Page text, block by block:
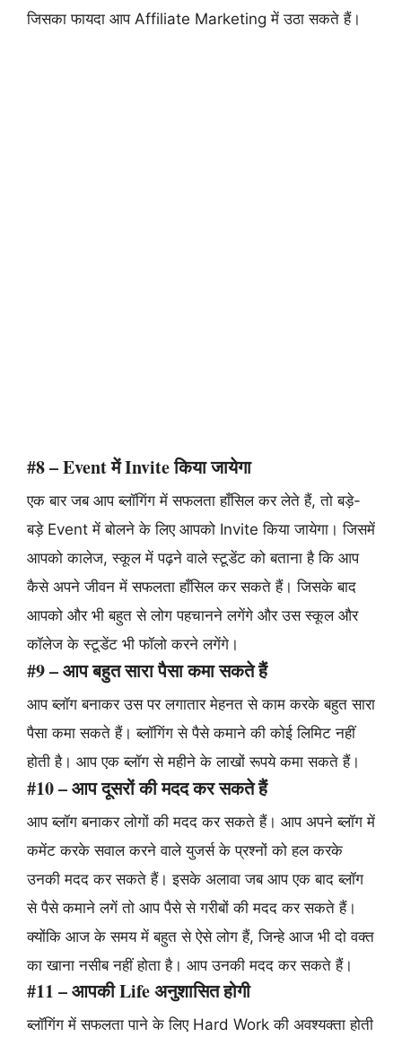
जिसका फायदा आप Affiliate Marketing में उठा सकते हैं।
#8 – Event में Invite किया जायेगा
एक बार जब आप ब्लॉगिंग में सफलता हाँसिल कर लेते हैं, तो बड़े-
बड़े Event में बोलने के लिए आपको Invite किया जायेगा। जिसमें
आपको कालेज, स्कूल में पढ़ने वाले स्टूडेंट को बताना है कि आप
कैसे अपने जीवन में सफलता हाँसिल कर सकते हैं। जिसके बाद
आपको और भी बहुत से लोग पहचानने लगेंगे और उस स्कूल और
कॉलेज के स्टूडेंट भी फॉलो करने लगेंगे।
#9 – आप बहुत सारा पैसा कमा सकते हैं
आप ब्लॉग बनाकर उस पर लगातार मेहनत से काम करके बहुत सारा
पैसा कमा सकते हैं। ब्लॉगिंग से पैसे कमाने की कोई लिमिट नहीं
होती है। आप एक ब्लॉग से महीने के लाखों रूपये कमा सकते हैं।
#10 – आप दूसरों की मदद कर सकते हैं
आप ब्लॉग बनाकर लोगों की मदद कर सकते हैं। आप अपने ब्लॉग में
कमेंट करके सवाल करने वाले युजर्स के प्रश्नों को हल करके
उनकी मदद कर सकते हैं। इसके अलावा जब आप एक बाद ब्लॉग
से पैसे कमाने लगें तो आप पैसे से गरीबों की मदद कर सकते हैं।
क्योंकि आज के समय में बहुत से ऐसे लोग हैं, जिन्हे आज भी दो वक्त
का खाना नसीब नहीं होता है। आप उनकी मदद कर सकते हैं।
#11 – आपकी Life अनुशासित होगी
ब्लॉगिंग में सफलता पाने के लिए Hard Work की अवश्यक्ता होती